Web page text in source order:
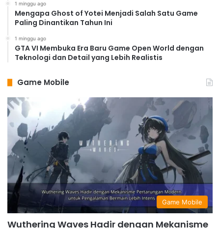
1 minggu ago
Mengapa Ghost of Yotei Menjadi Salah Satu Game
Paling Dinantikan Tahun Ini
1 minggu ago
GTA VI Membuka Era Baru Game Open World dengan
Teknologi dan Detail yang Lebih Realistis
Game Mobile
Game Mobile
Wuthering Waves Hadir dengan Mekanisme